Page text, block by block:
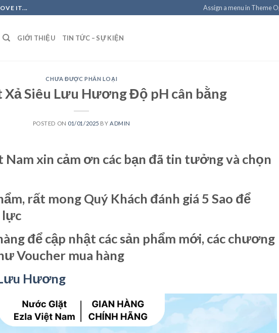
IT... Assign a menu in Theme
GIỚI THIỆU TIN TỨC – SỰ KIỆN
CHƯA ĐƯỢC PHÂN LOẠI
Siêu Lưu Hương Độ pH cân bằng
POSTED ON 01/01/2025 BY ADMIN
xin cảm ơn các bạn đã tin tưởng và chọn
rất mong Quý Khách đánh giá 5 Sao để
lực
để cập nhật các sản phẩm mới, các chương
Voucher mua hàng
Hương